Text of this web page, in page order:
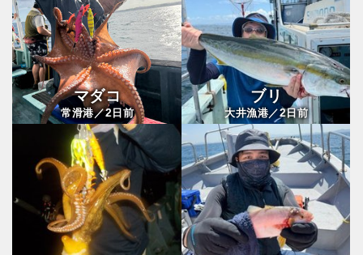
マダコ
常滑港／2日前
ブリ
大井漁港／2日前